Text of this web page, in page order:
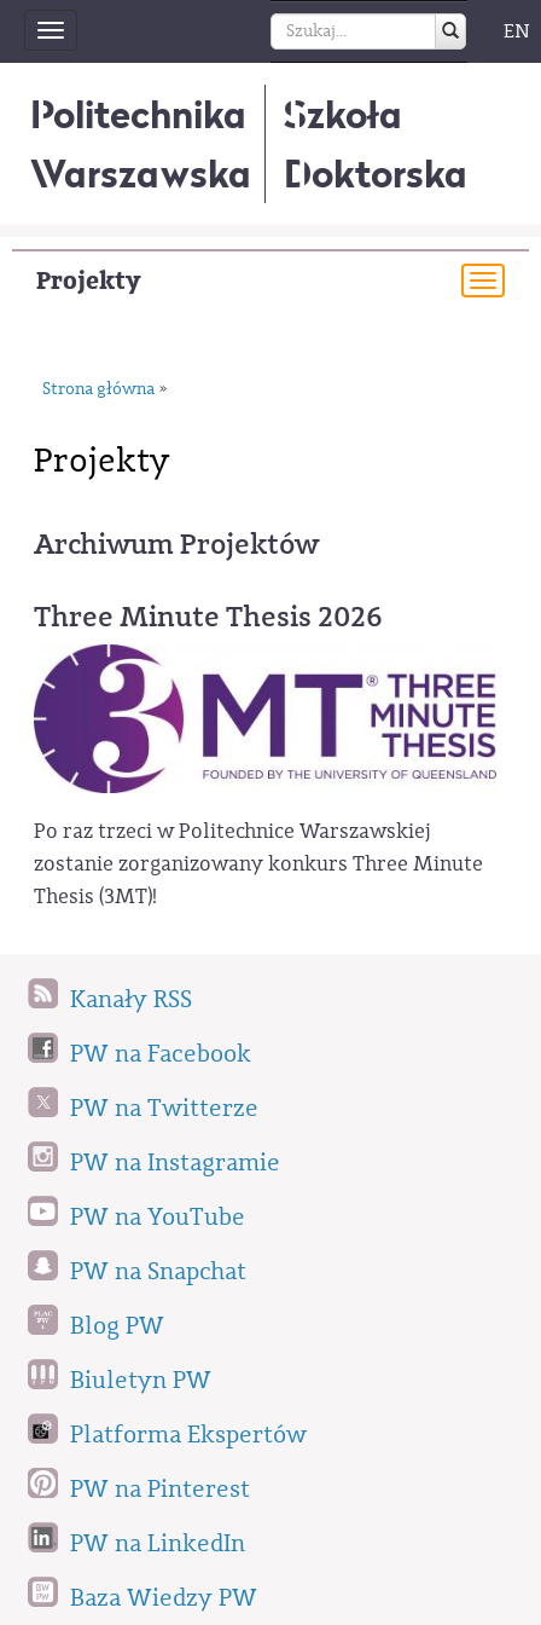
Toggle
navigation
EN
Politechnika
Warszawska
Szkoła
Doktorska
Projekty
Strona główna »
Projekty
Archiwum Projektów
Three Minute Thesis 2026
Po raz trzeci w Politechnice Warszawskiej
zostanie zorganizowany konkurs Three Minute
Thesis (3MT)!
Kanały RSS
PW na Facebook
PW na Twitterze
PW na Instagramie
PW na YouTube
PW na Snapchat
Blog PW
Biuletyn PW
Platforma Ekspertów
PW na Pinterest
PW na LinkedIn
Baza Wiedzy PW